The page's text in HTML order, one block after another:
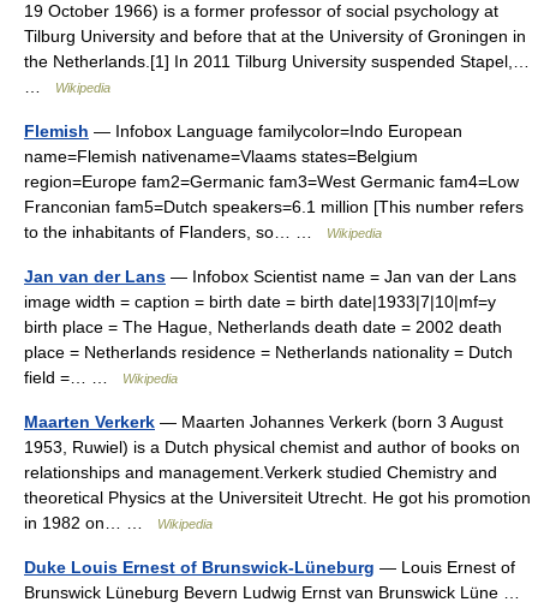
19 October 1966) is a former professor of social psychology at
Tilburg University and before that at the University of Groningen in
the Netherlands.[1] In 2011 Tilburg University suspended Stapel,…
Wikipedia
Flemish — Infobox Language familycolor=Indo European
name=Flemish nativename=Vlaams states=Belgium
region=Europe fam2=Germanic fam3=West Germanic fam4=Low
Franconian fam5=Dutch speakers=6.1 million [This number refers
to the inhabitants of Flanders, so… …
Wikipedia
Jan van der Lans — Infobox Scientist name = Jan van der Lans
image width = caption = birth date = birth date|1933|7|10|mf=y
birth place = The Hague, Netherlands death date = 2002 death
place = Netherlands residence = Netherlands nationality = Dutch
field =… …
Wikipedia
Maarten Verkerk — Maarten Johannes Verkerk (born 3 August
1953, Ruwiel) is a Dutch physical chemist and author of books on
relationships and management.Verkerk studied Chemistry and
theoretical Physics at the Universiteit Utrecht. He got his promotion
in 1982 on… …
Wikipedia
Duke Louis Ernest of Brunswick-Lüneburg — Louis Ernest of
Brunswick Lüneburg Bevern Ludwig Ernst van Brunswick Lüne …